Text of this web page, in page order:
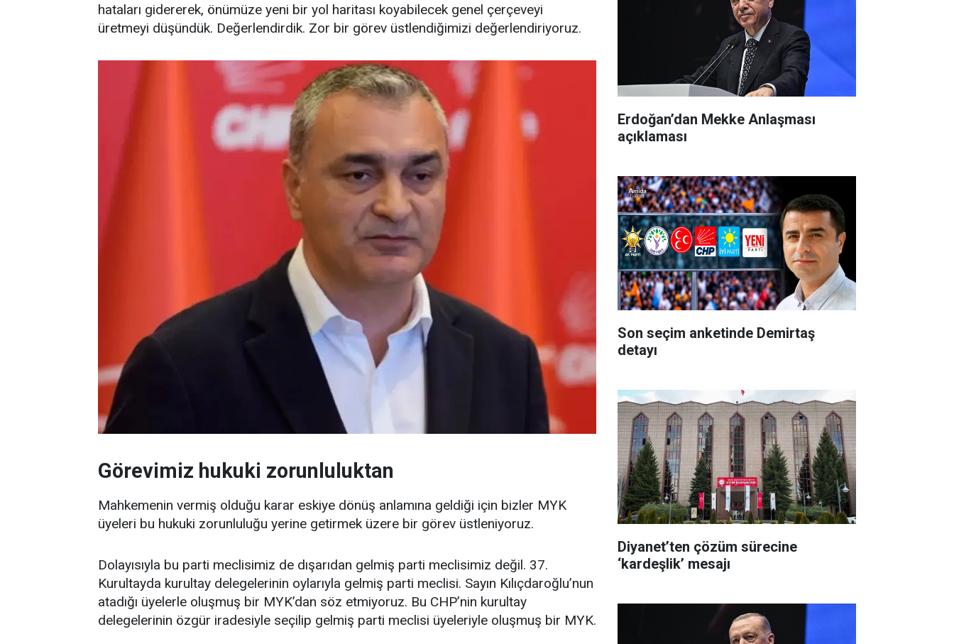
hataları gidererek, önümüze yeni bir yol haritası koyabilecek genel çerçeveyi
üretmeyi düşündük. Değerlendirdik. Zor bir görev üstlendiğimizi değerlendiriyoruz.
Görevimiz hukuki zorunluluktan
Mahkemenin vermiş olduğu karar eskiye dönüş anlamına geldiği için bizler MYK
üyeleri bu hukuki zorunluluğu yerine getirmek üzere bir görev üstleniyoruz.
Dolayısıyla bu parti meclisimiz de dışarıdan gelmiş parti meclisimiz değil. 37.
Kurultayda kurultay delegelerinin oylarıyla gelmiş parti meclisi. Sayın Kılıçdaroğlu’nun
atadığı üyelerle oluşmuş bir MYK’dan söz etmiyoruz. Bu CHP’nin kurultay
delegelerinin özgür iradesiyle seçilip gelmiş parti meclisi üyeleriyle oluşmuş bir MYK.
Erdoğan’dan Mekke Anlaşması
açıklaması
Son seçim anketinde Demirtaş
detayı
Diyanet’ten çözüm sürecine
‘kardeşlik’ mesajı